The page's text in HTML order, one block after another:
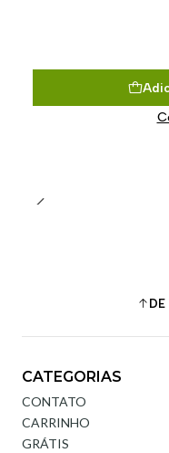
CATEGORIAS
CONTATO
CARRINHO
GRÁTIS